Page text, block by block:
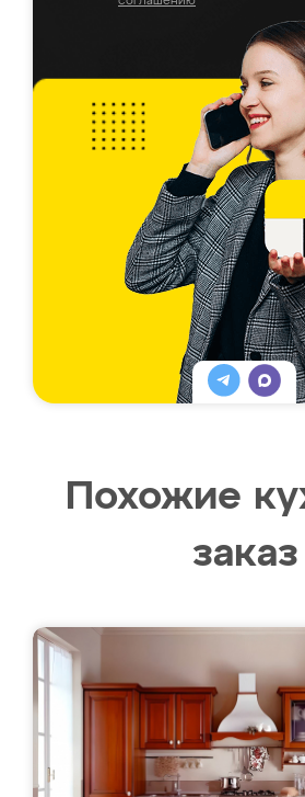
Похожие
заказ